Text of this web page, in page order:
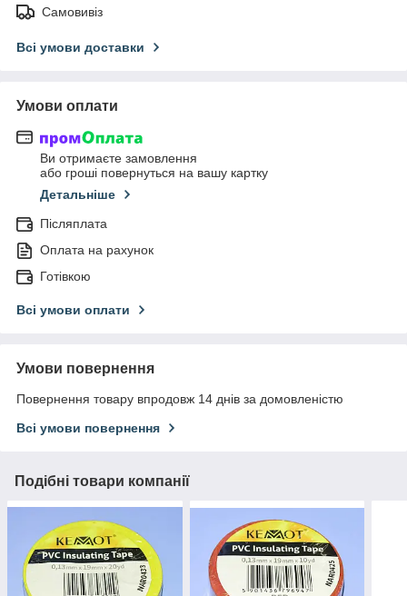
Самовивіз
Всі умови доставки
Умови оплати
Ви отримаєте замовлення
або гроші повернуться на вашу картку
Детальніше
Післяплата
Оплата на рахунок
Готівкою
Всі умови оплати
Умови повернення
Повернення товару впродовж 14 днів за домовленістю
Всі умови повернення
Подібні товари компанії